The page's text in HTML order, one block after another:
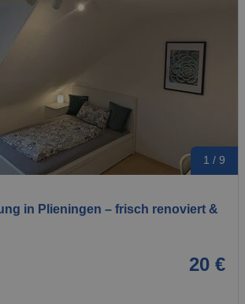
1 / 9
in Plieningen – frisch renoviert &
20 €